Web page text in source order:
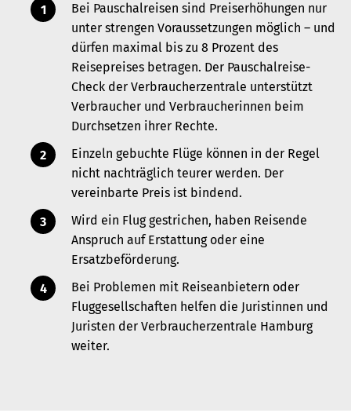
Bei Pauschalreisen sind Preiserhöhungen nur
unter strengen Voraussetzungen möglich – und
dürfen maximal bis zu 8 Prozent des
Reisepreises betragen. Der Pauschalreise-
Check der Verbraucherzentrale unterstützt
Verbraucher und Verbraucherinnen beim
Durchsetzen ihrer Rechte.
Einzeln gebuchte Flüge können in der Regel
nicht nachträglich teurer werden. Der
vereinbarte Preis ist bindend.
Wird ein Flug gestrichen, haben Reisende
Anspruch auf Erstattung oder eine
Ersatzbeförderung.
Bei Problemen mit Reiseanbietern oder
Fluggesellschaften helfen die Juristinnen und
Juristen der Verbraucherzentrale Hamburg
weiter.